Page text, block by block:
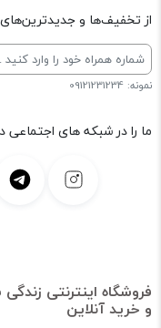
از تخفیف‌ها و
نمونه: 09121231234
ما را در شبکه های اجتماعی
فروشگاه اینترنتی
و خرید آنلاین